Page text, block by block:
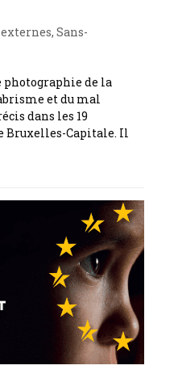
,Sans-
photographie de la
et du mal
dans les 19
Bruxelles-Capitale. Il